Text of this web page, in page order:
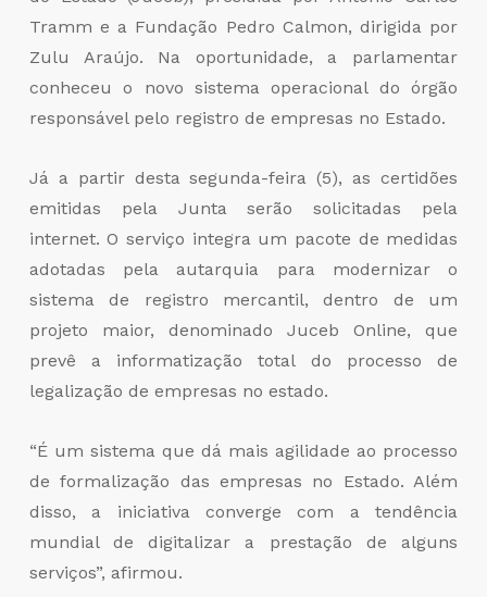
Tramm e a Fundação Pedro Calmon, dirigida por
Zulu Araújo. Na oportunidade, a parlamentar
conheceu o novo sistema operacional do órgão
responsável pelo registro de empresas no Estado.
Já a partir desta segunda-feira (5), as certidões
emitidas pela Junta serão solicitadas pela
internet. O serviço integra um pacote de medidas
adotadas pela autarquia para modernizar o
sistema de registro mercantil, dentro de um
projeto maior, denominado Juceb Online, que
prevê a informatização total do processo de
legalização de empresas no estado.
“É um sistema que dá mais agilidade ao processo
de formalização das empresas no Estado. Além
disso, a iniciativa converge com a tendência
mundial de digitalizar a prestação de alguns
serviços”, afirmou.